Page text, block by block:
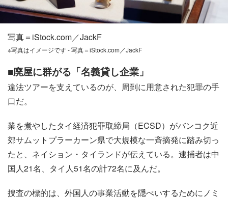
写真＝iStock.com／JackF
※写真はイメージです - 写真＝iStock.com／JackF
■廃屋に群がる「名義貸し企業」
違法ツアーを支えているのが、周到に用意された犯罪の手
口だ。
業を煮やしたタイ経済犯罪取締局（ECSD）がバンコク近
郊サムットプラーカーン県で大規模な一斉摘発に踏み切っ
たと、ネイション・タイランドが伝えている。逮捕者は中
国人21名、タイ人51名の計72名に及んだ。
捜査の標的は、外国人の事業活動を隠ぺいするためにノミ